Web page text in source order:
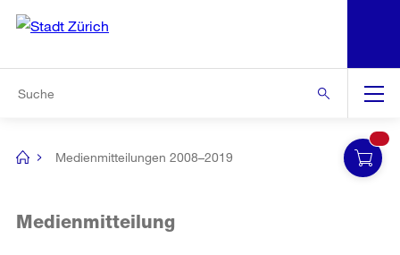
Navigation
[no
Medienmitteilungen 2008–2019
Medienmitteilung